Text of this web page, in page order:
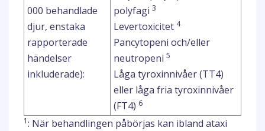
000 behandlade
djur, enstaka
rapporterade
händelser
inkluderade):
polyfagi 3
Levertoxicitet 4
Pancytopeni och/eller
neutropeni 5
Låga tyroxinnivåer (TT4)
eller låga fria tyroxinnivåer
(FT4) 6
1: När behandlingen påbörjas kan ibland ataxi